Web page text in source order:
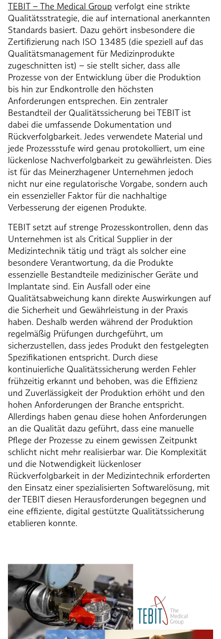
TEBIT – The Medical Group verfolgt eine strikte
Qualitätsstrategie, die auf international anerkannten
Standards basiert. Dazu gehört insbesondere die
Zertifizierung nach ISO 13485 (die speziell auf das
Qualitätsmanagement für Medizinprodukte
zugeschnitten ist) – sie stellt sicher, dass alle
Prozesse von der Entwicklung über die Produktion
bis hin zur Endkontrolle den höchsten
Anforderungen entsprechen. Ein zentraler
Bestandteil der Qualitätssicherung bei TEBIT ist
dabei die umfassende Dokumentation und
Rückverfolgbarkeit. Jedes verwendete Material und
jede Prozessstufe wird genau protokolliert, um eine
lückenlose Nachverfolgbarkeit zu gewährleisten. Dies
ist für das Meinerzhagener Unternehmen jedoch
nicht nur eine regulatorische Vorgabe, sondern auch
ein essenzieller Faktor für die nachhaltige
Verbesserung der eigenen Produkte.
TEBIT setzt auf strenge Prozesskontrollen, denn das
Unternehmen ist als Critical Supplier in der
Medizintechnik tätig und trägt als solcher eine
besondere Verantwortung, da die Produkte
essenzielle Bestandteile medizinischer Geräte und
Implantate sind. Ein Ausfall oder eine
Qualitätsabweichung kann direkte Auswirkungen auf
die Sicherheit und Gewährleistung in der Praxis
haben. Deshalb werden während der Produktion
regelmäßig Prüfungen durchgeführt, um
sicherzustellen, dass jedes Produkt den festgelegten
Spezifikationen entspricht. Durch diese
kontinuierliche Qualitätssicherung werden Fehler
frühzeitig erkannt und behoben, was die Effizienz
und Zuverlässigkeit der Produktion erhöht und den
hohen Anforderungen der Branche entspricht.
Allerdings haben genau diese hohen Anforderungen
an die Qualität dazu geführt, dass eine manuelle
Pflege der Prozesse zu einem gewissen Zeitpunkt
schlicht nicht mehr realisierbar war. Die Komplexität
und die Notwendigkeit lückenloser
Rückverfolgbarkeit in der Medizintechnik erforderten
den Einsatz einer spezialisierten Softwarelösung, mit
der TEBIT diesen Herausforderungen begegnen und
eine effiziente, digital gestützte Qualitätssicherung
etablieren konnte.